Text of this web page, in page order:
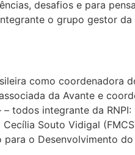
desafios e para
o grupo gestor
como coordenadora
da Avante e
todos integrante da
Cecília Souto Vidigal
para o Desenvolvimento